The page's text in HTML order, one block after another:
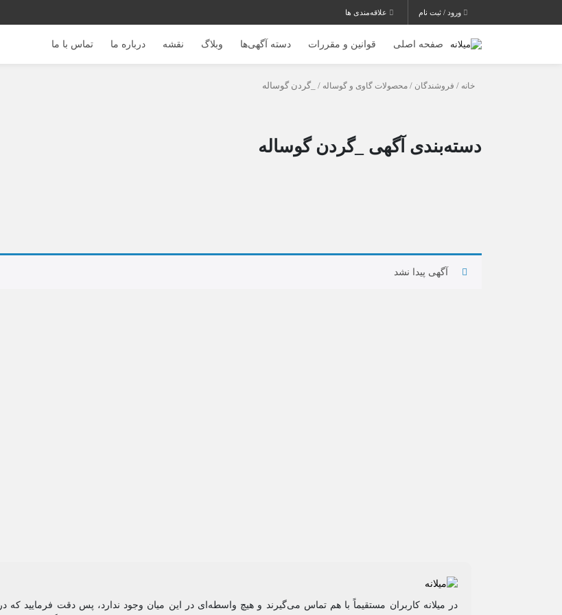
ورود / ثبت نام علاقه‌مندی ها
صفحه اصلی قوانین و مقررات دسته آگهی‌ها وبلاگ نقشه درباره ما تماس با ما
خانه / فروشندگان / محصولات گاوی و گوساله / _گردن گوساله
دسته‌بندی آگهی _گردن گوساله
آگهی پیدا نشد
در میلانه کاربران مستقیماً با هم تماس می‌گیرند و هیچ واسطه‌ای در این میان وجود ندارد، پس دقت فرمایید که در